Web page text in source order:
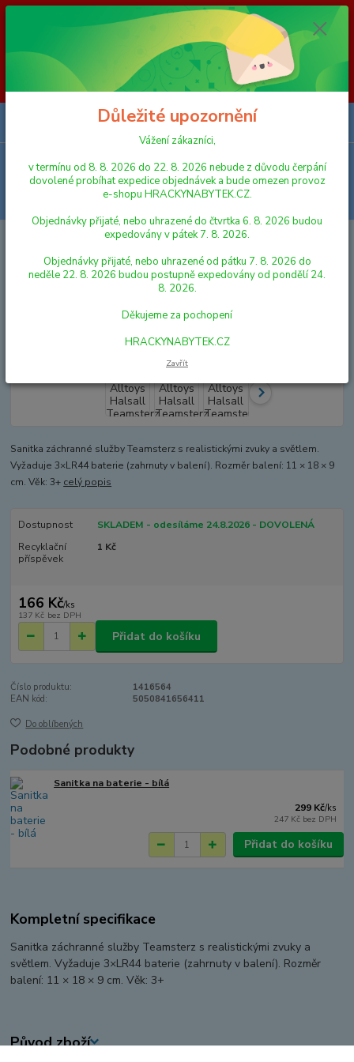
Vážení zákazníci, v termínu od 8. 8. 2026 do 23. 8. 2026 nebude z
důvodu čerpání dovolené probíhat expedice objednávek a bude omezen
provoz e-shopu HRACKYNABYTEK.CZ. Objednávky přijaté, nebo
uhrazené do čtvrtka 6. 8. 2026 budou expedovány v pátek 7. 8. 2026.
Objednávky přijaté, nebo uhrazené od pátku 7. 8. 2026 do neděle 23. 8.
2026 budou postupně expedovány od pondělí 24. 8. 2026. Děkujeme za
pochopení HRACKYNABYTEK.CZ
AUTA, LODĚ, LETADLA
Alltoys Halsall Teamsterz sanitka se
Alltoys Halsall Teamsterz
sanitka se zvukem a světlem
Sanitka záchranné služby Teamsterz s realistickými zvuky a světlem.
Vyžaduje 3×LR44 baterie (zahrnuty v balení). Rozměr balení: 11 × 18 × 9
cm. Věk: 3+ celý popis
Dostupnost
SKLADEM - odesíláme 24.8.2026 - DOVOLENÁ
Recyklační
příspěvek
1 Kč
166 Kč/ks
137 Kč bez DPH
Přidat do košíku
Číslo produktu:
1416564
EAN kód:
5050841656411
Do oblíbených
Podobné produkty
Sanitka na baterie - bílá
299 Kč/ks
247 Kč bez DPH
Přidat do košíku
Kompletní specifikace
Sanitka záchranné služby Teamsterz s realistickými zvuky a
světlem. Vyžaduje 3×LR44 baterie (zahrnuty v balení). Rozměr
balení: 11 × 18 × 9 cm. Věk: 3+
Původ zboží
Důležité upozornění
Vážení zákazníci,
v termínu od 8. 8. 2026 do 22. 8. 2026 nebude z důvodu čerpání
dovolené probíhat expedice objednávek a bude omezen provoz
e-shopu HRACKYNABYTEK.CZ.
Objednávky přijaté, nebo uhrazené do čtvrtka 6. 8. 2026 budou
expedovány v pátek 7. 8. 2026.
Objednávky přijaté, nebo uhrazené od pátku 7. 8. 2026 do
neděle 22. 8. 2026 budou postupně expedovány od pondělí 24.
8. 2026.
Děkujeme za pochopení
HRACKYNABYTEK.CZ
Zavřít